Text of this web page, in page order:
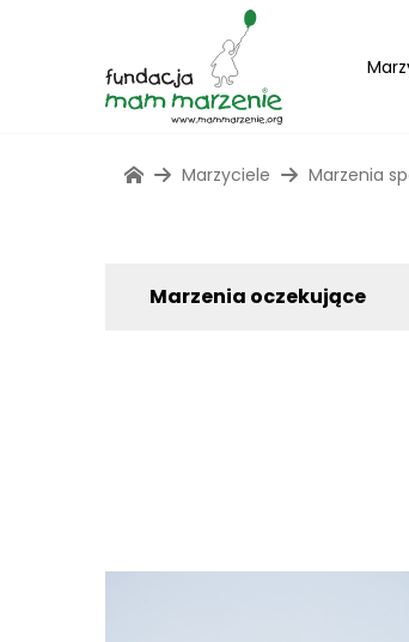
Marzyciele Marzenia
Marzenia oczekujące